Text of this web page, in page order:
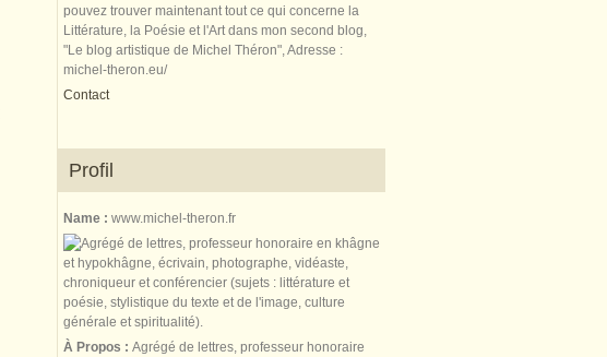
pouvez trouver maintenant tout ce qui concerne la
Littérature, la Poésie et l'Art dans mon second blog,
"Le blog artistique de Michel Théron", Adresse :
michel-theron.eu/
Contact
Profil
Name : www.michel-theron.fr
À Propos : Agrégé de lettres, professeur honoraire